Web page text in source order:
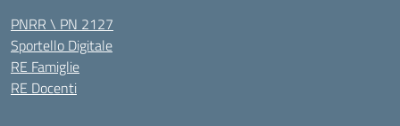
PNRR \ PN 2127
Sportello Digitale
RE Famiglie
RE Docenti